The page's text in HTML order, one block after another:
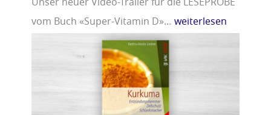
vom Buch «Super-Vitamin D»… weiterlesen